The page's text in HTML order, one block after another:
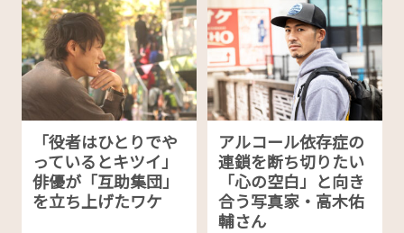
「役者はひとりでや
っているとキツイ」
俳優が「互助集団」
を立ち上げたワケ
アルコール依存症の
連鎖を断ち切りたい
「心の空白」と向き
合う写真家・高木佑
輔さん